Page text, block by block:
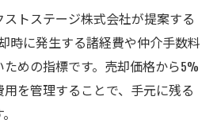
トステージ株式会社が提案する
時に発生する諸経費や仲介手数料
めの指標です。売却価格から5%
を管理することで、手元に残る